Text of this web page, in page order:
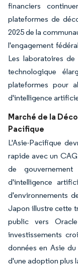
financiers
plateformes de
2025 de la
l'engagement
Les laboratoires
technologique
plateformes pour
d'intelligence
Marché de la
Pacifique
L'Asie-Pacifique
rapide avec un
de
d'intelligence
d'environnements
Japon illustre cette
public vers
investissements
données en Asie
d'une adoption plus